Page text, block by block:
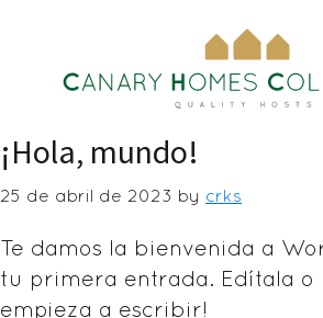
contenido
¡Hola, mundo!
25 de abril de 2023 by crks
Te damos la bienvenida a
tu primera entrada. Edítala o
empieza a escribir!